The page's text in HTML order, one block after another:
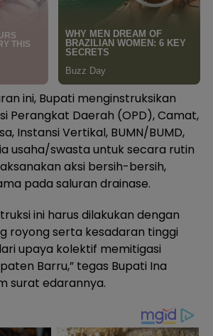
ini, Bupati menginstruksikan
Perangkat Daerah (OPD), Camat,
Instansi Vertikal, BUMN/BUMD,
usaha/swasta untuk secara rutin
aksi bersih-bersih,
pada saluran drainase.
ini harus dilakukan dengan
royong serta kesadaran tinggi
upaya kolektif memitigasi
Barru,” tegas Bupati Ina
surat edarannya.